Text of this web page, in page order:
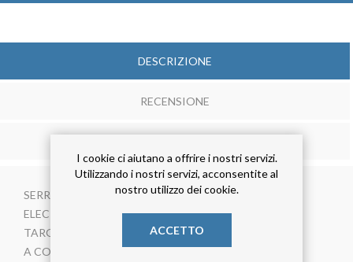
DESCRIZIONE
RECENSIONE
SERRANDA ELETTROPNEUMATICA
ELECTROPNEUMATIC SHUTTER
TARGETTE A GUILLOTINE
A COMMANDE ELECTROPNEUMATIQUE
I cookie ci aiutano a offrire i nostri servizi.
Utilizzando i nostri servizi, acconsentite al
nostro utilizzo dei cookie.
ACCETTO